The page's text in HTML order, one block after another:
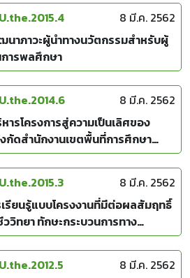
8 มี.ค. 2562
าภาวะผู้นำทางนวัตกรรมสำหรับผู้
ารพลศึกษา
8 มี.ค. 2562
ารโครงการสู่ความเป็นเลิศของ
กัดสำนักงานเขตพื้นที่การศึกษา
เขตจังหวัดภาคใต้
8 มี.ค. 2562
รียนรู้แบบโครงงานที่มีต่อผลสัมฤทธิ์
ววิทยา ทักษะกระบวนการทาง
ะเจตคติต่อทักษะกระบวนการทาง
งนักเรียนชั้นมัธยมศึกษาปีที่ 4
8 มี.ค. 2562